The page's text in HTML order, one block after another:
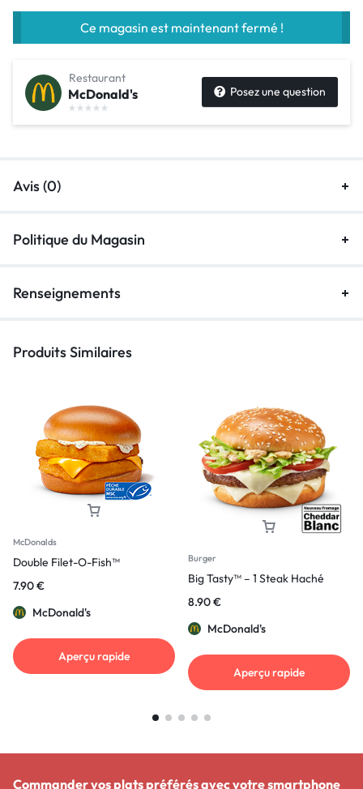
Ce magasin est maintenant fermé !
Restaurant
McDonald's Posez une question
Avis (0)
Politique du Magasin
Renseignements
Produits Similaires
McDonalds
Double Filet-O-Fish™
7.90€
McDonald's
Aperçu rapide
Burger
Big Tasty™ – 1 Steak Haché
8.90€
McDonald's
Aperçu rapide
Commander vos plats préférés avec votre smartphone